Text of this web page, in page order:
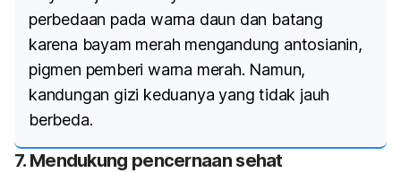
perbedaan pada warna daun dan batang
karena bayam merah mengandung antosianin,
pigmen pemberi warna merah. Namun,
kandungan gizi keduanya yang tidak jauh
berbeda.
7. Mendukung pencernaan sehat